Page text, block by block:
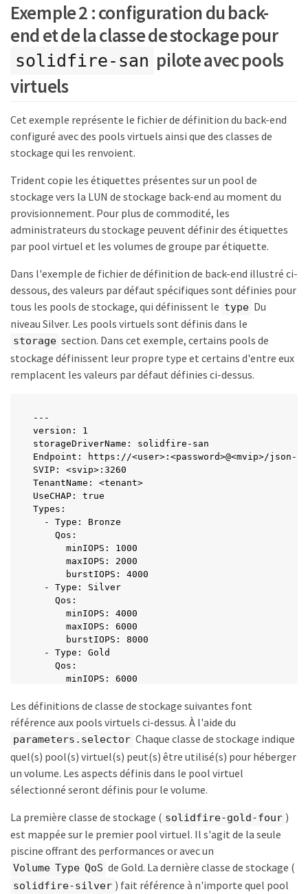
      maxIOPS: 8000
      burstIOPS: 10000
Exemple 2 : configuration du back-
end et de la classe de stockage pour
solidfire-san pilote avec pools
virtuels
Cet exemple représente le fichier de définition du back-end
configuré avec des pools virtuels ainsi que des classes de
stockage qui les renvoient.
Trident copie les étiquettes présentes sur un pool de
stockage vers la LUN de stockage back-end au moment du
provisionnement. Pour plus de commodité, les
administrateurs du stockage peuvent définir des étiquettes
par pool virtuel et les volumes de groupe par étiquette.
Dans l'exemple de fichier de définition de back-end illustré ci-
dessous, des valeurs par défaut spécifiques sont définies pour
tous les pools de stockage, qui définissent le type Du
niveau Silver. Les pools virtuels sont définis dans le
storage section. Dans cet exemple, certains pools de
stockage définissent leur propre type et certains d'entre eux
remplacent les valeurs par défaut définies ci-dessus.
---
version: 1
storageDriverName: solidfire-san
Endpoint: https://<user>:<password>@<mvip>/json-
SVIP: <svip>:3260
TenantName: <tenant>
UseCHAP: true
Types:
  - Type: Bronze
    Qos:
      minIOPS: 1000
      maxIOPS: 2000
      burstIOPS: 4000
  - Type: Silver
    Qos:
      minIOPS: 4000
      maxIOPS: 6000
      burstIOPS: 8000
  - Type: Gold
    Qos:
      minIOPS: 6000
      burstIOPS: 10000
type: Silver
  store: solidfire
  k8scluster: dev-1-cluster
region: us-east-1
storage:
  - labels:
      cost: "4"
    zone: us-east-1a
    type: Gold
      performance: silver
      cost: "3"
Les définitions de classe de stockage suivantes font
référence aux pools virtuels ci-dessus. À l'aide du
parameters.selector Chaque classe de stockage indique
quel(s) pool(s) virtuel(s) peut(s) être utilisé(s) pour héberger
un volume. Les aspects définis dans le pool virtuel
sélectionné seront définis pour le volume.
La première classe de stockage ( solidfire-gold-four )
est mappée sur le premier pool virtuel. Il s'agit de la seule
piscine offrant des performances or avec un
Volume Type QoS de Gold. La dernière classe de stockage (
solidfire-silver ) fait référence à n'importe quel pool